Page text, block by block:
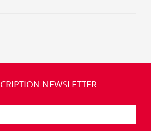
NEWSLETTER